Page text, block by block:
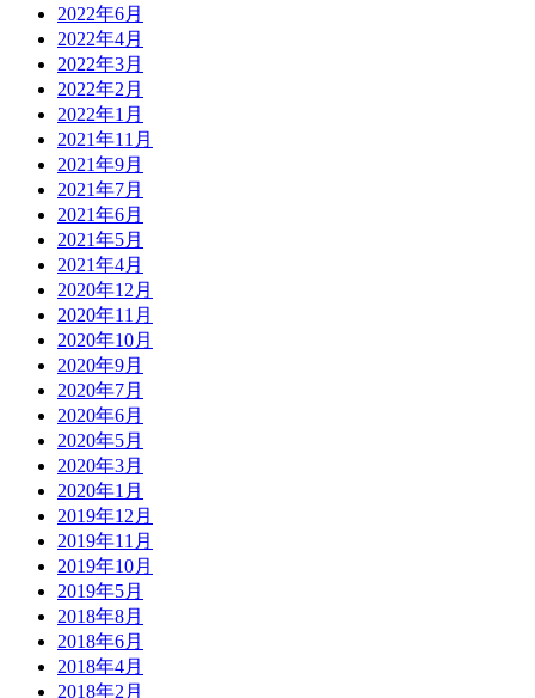
2022年6月
2022年4月
2022年3月
2022年2月
2022年1月
2021年11月
2021年9月
2021年7月
2021年6月
2021年5月
2021年4月
2020年12月
2020年11月
2020年10月
2020年9月
2020年7月
2020年6月
2020年5月
2020年3月
2020年1月
2019年12月
2019年11月
2019年10月
2019年5月
2018年8月
2018年6月
2018年4月
2018年2月